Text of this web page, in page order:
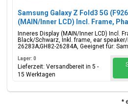
Samsung Galaxy Z Fold3 5G
(MAIN/Inner LCD) Incl. Frame,
Black/Schwarz, GH82-
Inneres Display (MAIN/Inner LCD) Incl.
Black/Schwarz, Inkl. frame, ear
26283A;GH82-26284A, Geeignet für:
Lager: 0
Lieferzeit: Versandbereit in 5 -
15 Werktagen
*